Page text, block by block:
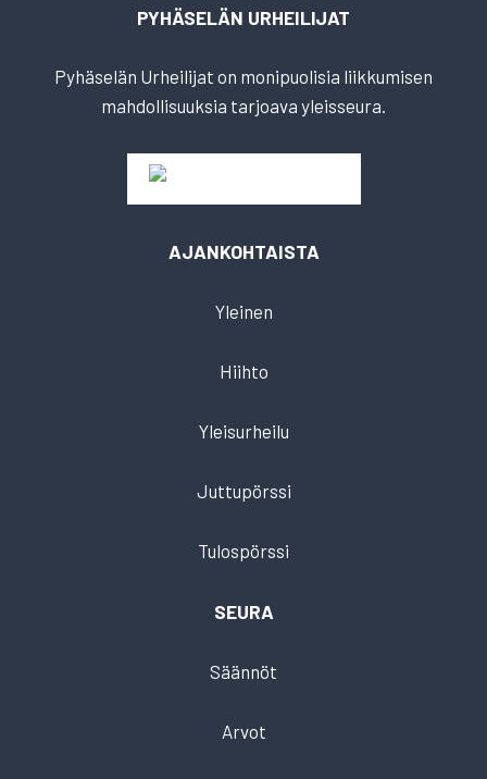
PYHÄSELÄN URHEILIJAT
Pyhäselän Urheilijat on monipuolisia liikkumisen
mahdollisuuksia tarjoava yleisseura.
AJANKOHTAISTA
Yleinen
Hiihto
Yleisurheilu
Juttupörssi
Tulospörssi
SEURA
Säännöt
Arvot